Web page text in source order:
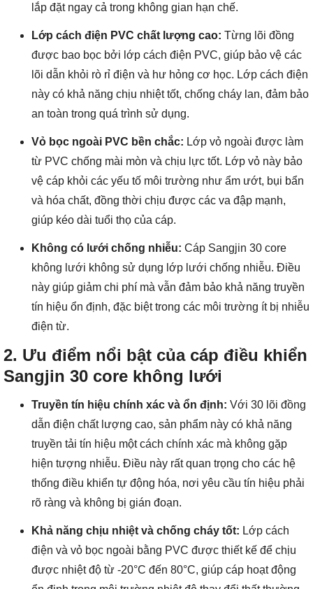
lắp đặt ngay cả trong không gian hạn chế.
Lớp cách điện PVC chất lượng cao: Từng lõi đồng
được bao bọc bởi lớp cách điện PVC, giúp bảo vệ các
lõi dẫn khỏi rò rỉ điện và hư hỏng cơ học. Lớp cách điện
này có khả năng chịu nhiệt tốt, chống cháy lan, đảm bảo
an toàn trong quá trình sử dụng.
Vỏ bọc ngoài PVC bền chắc: Lớp vỏ ngoài được làm
từ PVC chống mài mòn và chịu lực tốt. Lớp vỏ này bảo
vệ cáp khỏi các yếu tố môi trường như ẩm ướt, bụi bẩn
và hóa chất, đồng thời chịu được các va đập mạnh,
giúp kéo dài tuổi thọ của cáp.
Không có lưới chống nhiễu: Cáp Sangjin 30 core
không lưới không sử dụng lớp lưới chống nhiễu. Điều
này giúp giảm chi phí mà vẫn đảm bảo khả năng truyền
tín hiệu ổn định, đặc biệt trong các môi trường ít bị nhiễu
điện từ.
2. Ưu điểm nổi bật của cáp điều khiển
Sangjin 30 core không lưới
Truyền tín hiệu chính xác và ổn định: Với 30 lõi đồng
dẫn điện chất lượng cao, sản phẩm này có khả năng
truyền tải tín hiệu một cách chính xác mà không gặp
hiện tượng nhiễu. Điều này rất quan trọng cho các hệ
thống điều khiển tự động hóa, nơi yêu cầu tín hiệu phải
rõ ràng và không bị gián đoạn.
Khả năng chịu nhiệt và chống cháy tốt: Lớp cách
điện và vỏ bọc ngoài bằng PVC được thiết kế để chịu
được nhiệt độ từ -20°C đến 80°C, giúp cáp hoạt động